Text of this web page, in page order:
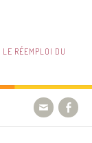
LE RÉEMPLOI DU